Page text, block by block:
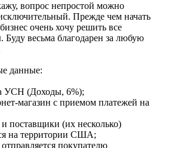
вопрос непростой можно
Прежде чем начать
очень хочу решить все
Буду весьма благодарен за любую
данные:
УСН (Доходы, 6%);
магазин с приемом платежей на
поставщики (их несколько)
на территории США;
покупателю